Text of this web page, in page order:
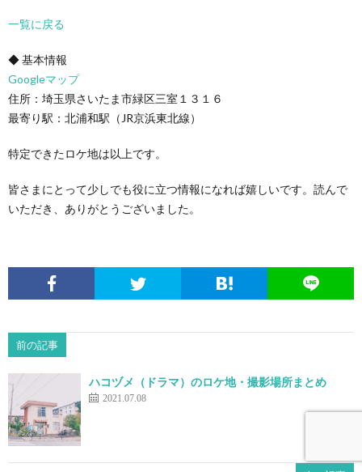
一覧に戻る
◆ 基本情報
Googleマップ
住所：埼玉県さいたま市緑区三室１３１６
最寄り駅：北浦和駅（JR京浜東北線）
特定できたロケ地は以上です。
皆さまにとって少しでも役に立つ情報になれば嬉しいです。読んで
いただき、ありがとうございました。
前の記事
ハコヅメ（ドラマ）のロケ地・撮影場所まとめ
2021.07.08